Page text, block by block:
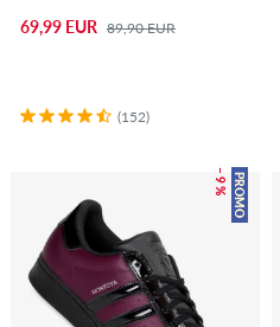
69,99 EUR 89,90 EUR
(152)
PROMO
– 9 %